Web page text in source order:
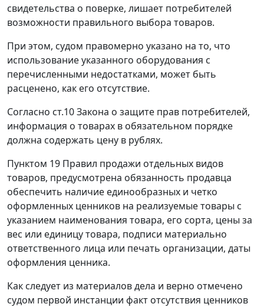
свидетельства о поверке, лишает потребителей
возможности правильного выбора товаров.
При этом, судом правомерно указано на то, что
использование указанного оборудования с
перечисленными недостатками, может быть
расценено, как его отсутствие.
Согласно ст.10Закона о защите прав потребителей,
информация о товарах в обязательном порядке
должна содержать цену в рублях.
Пунктом 19 Правил продажи отдельных видов
товаров, предусмотрена обязанность продавца
обеспечить наличие единообразных и четко
оформленных ценников на реализуемые товары с
указанием наименования товара, его сорта, цены за
вес или единицу товара, подписи материально
ответственного лица или печать организации, даты
оформления ценника.
Как следует из материалов дела и верно отмечено
судом первой инстанции факт отсутствия ценников